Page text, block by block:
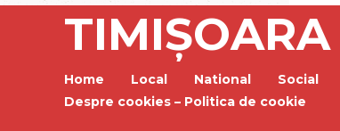
TIMIȘOARA
Home Local National Social
Despre cookies – Politica de cookie